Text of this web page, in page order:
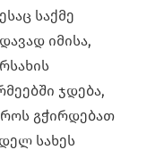
საქმე
იმისა,
ჯდება,
გჭირდებათ
სახეს